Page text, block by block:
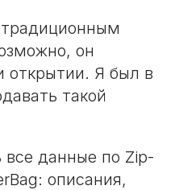
он
открытии. Я был в
такой
данные по Zip-
описания,